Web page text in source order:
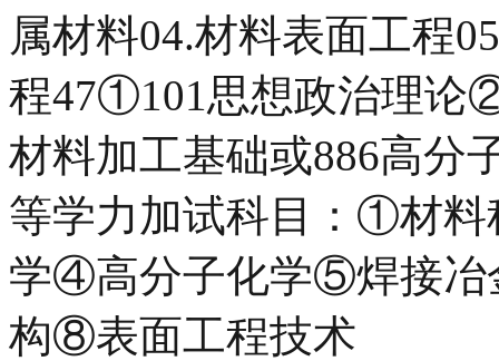
属材料04.材料表面工程
程47①101思想政治理
材料加工基础或886高分
等学力加试科目：①材
学④高分子化学⑤焊接
构⑧表面工程技术